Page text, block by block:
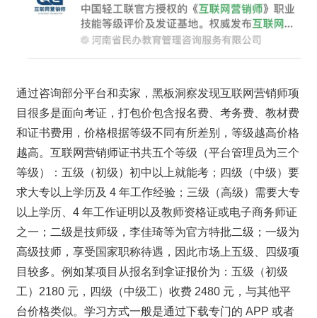
通过咨询部分平台和卖家，黑板洞察发现互联网营销师项
目很多是面向考证，打包价包含报名费、考务费、教材费
和证书费用，价格根据等级不同有所差别，等级越高价格
越高。互联网营销师证书共五个等级（平台管理员为三个
等级）：五级（初级）初中以上就能考；四级（中级）要
求大专以上学历及 4 年工作经验；三级（高级）需要大专
以上学历、4 年工作证明以及教师资格证或电子商务师证
之一；二级是技师级，李佳琦等为官方特批二级；一级为
高级技师，享受国家职称待遇，因此市场上五级、四级项
目较多。例如某项目从报名到拿证报价为：五级（初级
工）2180 元，四级（中级工）收费 2480 元，与其他平
台价格类似。学习方式一般是通过下载专门的 APP 或者